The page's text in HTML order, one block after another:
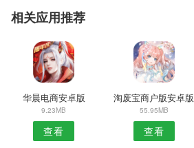
相关应用推荐
华晨电商安卓版
9.23MB
查看
淘废宝商户版安卓版
55.95MB
查看